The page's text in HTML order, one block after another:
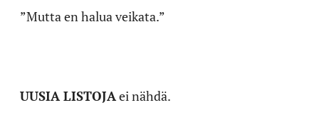
”Mutta en halua veikata.”
UUSIA LISTOJAei nähdä.